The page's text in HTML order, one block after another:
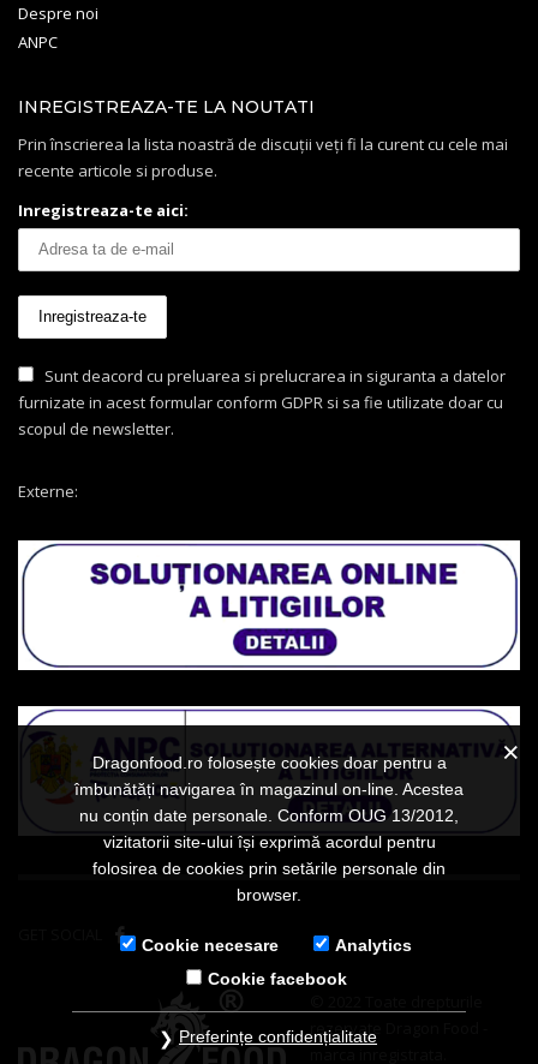
Despre noi
ANPC
INREGISTREAZA-TE LA NOUTATI
Prin înscrierea la lista noastră de discuții veți fi la curent cu cele mai
recente articole si produse.
Inregistreaza-te aici:
Sunt deacord cu preluarea si prelucrarea in siguranta a datelor
furnizate in acest formular conform GDPR si sa fie utilizate doar cu
scopul de newsletter.
Externe:
rezervate Dragon Food -
Dragonfood.ro folosește cookies doar pentru a
îmbunătăți navigarea în magazinul on-line. Acestea
nu conțin date personale. Conform OUG 13/2012,
vizitatorii site-ului își exprimă acordul pentru
folosirea de cookies prin setările personale din
browser.
Cookie necesare
Analytics
Cookie facebook
Preferințe confidențialitate